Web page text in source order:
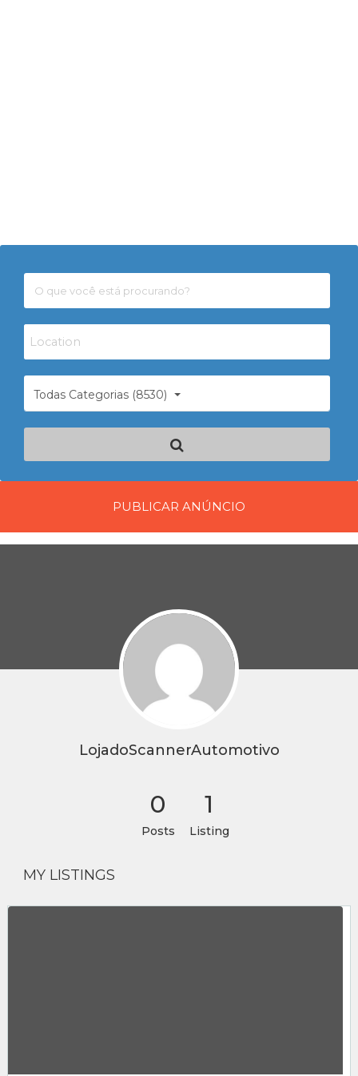
Todas Categorias (8530)
PUBLICAR ANÚNCIO
LojadoScannerAutomotivo
0
Posts
1
Listing
MY LISTINGS